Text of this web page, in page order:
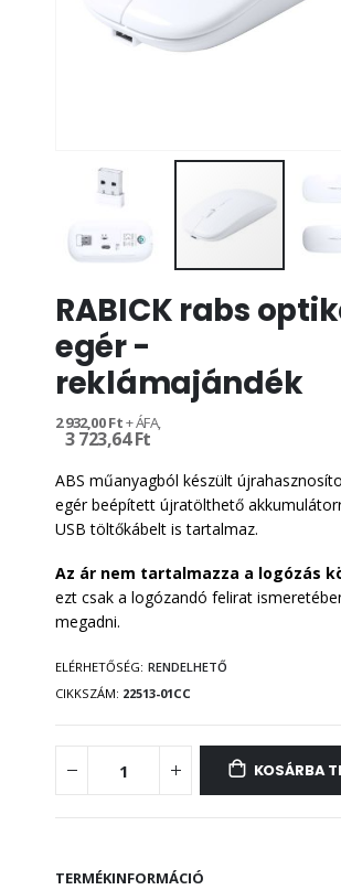
a
képgaléria
elejére
RABICK rabs
egér -
reklámajándék
3 723,64 Ft
2 932,00 Ft
ABS műanyagból készült
egér beépített újratölthető
USB töltőkábelt is tartalmaz.
Az ár nem tartalmazza a logózás
ezt csak a logózandó felirat
megadni.
ELÉRHETŐSÉG: RENDELHETŐ
CIKKSZÁM 22513-01CC
KOSÁRBA
TERMÉKINFORMÁCIÓ